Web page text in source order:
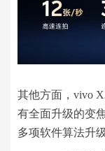
其他方面，vivo
有全面升级的变
多项软件算法升级